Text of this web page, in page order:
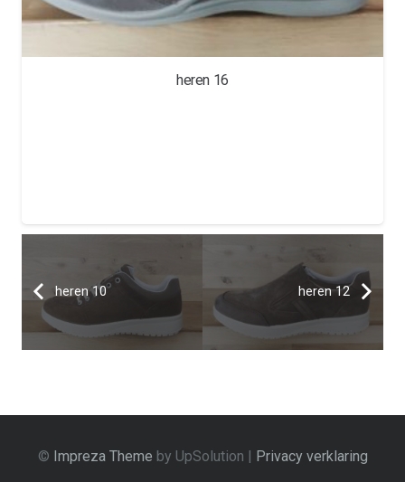
heren 16
heren 10 heren 12
© Impreza Theme by UpSolution | Privacy verklaring